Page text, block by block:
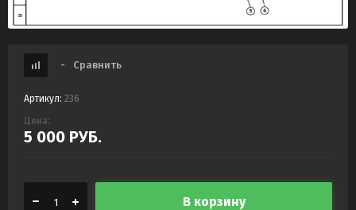
- Сравнить
Артикул: 236
Цена:
5 000 РУБ.
В корзину